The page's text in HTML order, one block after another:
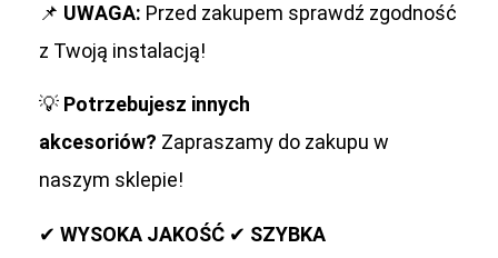
📌 UWAGA: Przed zakupem sprawdź zgodność
z Twoją instalacją!
💡 Potrzebujesz innych
akcesoriów? Zapraszamy do zakupu w
naszym sklepie!
✔ WYSOKA JAKOŚĆ ✔ SZYBKA